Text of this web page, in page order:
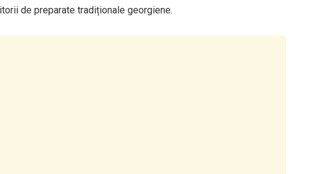
de preparate tradiționale georgiene.